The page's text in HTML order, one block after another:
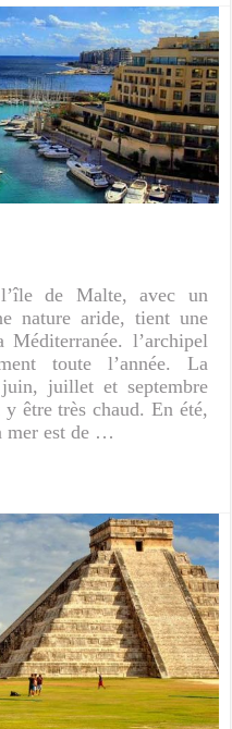
de Malte, avec un
nature aride, tient une
l’archipel
toute l’année. La
juillet et septembre
être très chaud. En été,
mer est de …